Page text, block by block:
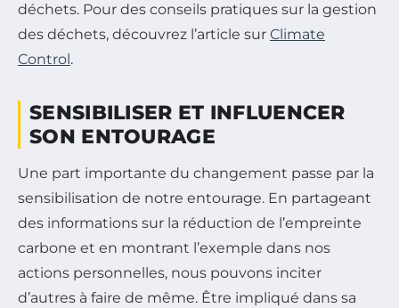
déchets. Pour des conseils pratiques sur la gestion
des déchets, découvrez l’article sur Climate
Control .
SENSIBILISER ET INFLUENCER
SON ENTOURAGE
Une part importante du changement passe par la
sensibilisation de notre entourage. En partageant
des informations sur la réduction de l’empreinte
carbone et en montrant l’exemple dans nos
actions personnelles, nous pouvons inciter
d’autres à faire de même. Être impliqué dans sa